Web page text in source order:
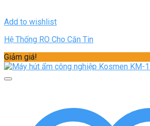
Add to wishlist
Hệ Thống RO Cho Căn Tin
Giảm giá!